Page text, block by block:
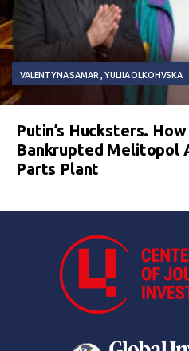
VALENTYNA SAMAR YULIIA OLKOHVSKA
Putin’s Hucksters.
Bankrupted Melitopol
Parts Plant